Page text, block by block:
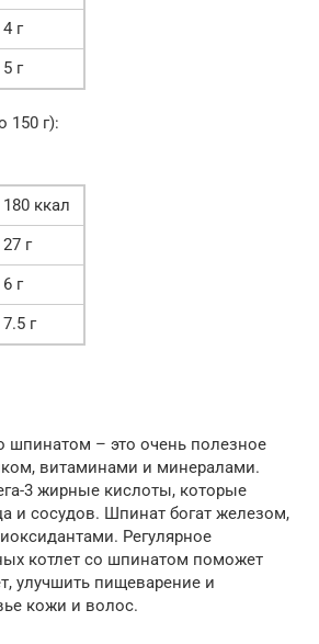
4 г
5 г
150 г):
180 ккал
27 г
6 г
7.5 г
шпинатом – это очень полезное
витаминами и минералами.
3 жирные кислоты, которые
и сосудов. Шпинат богат железом,
Регулярное
котлет со шпинатом поможет
улучшить пищеварение и
кожи и волос.